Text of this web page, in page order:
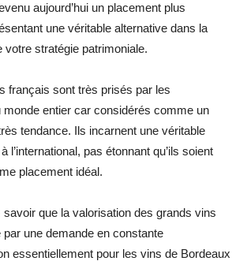
aujourd’hui un placement plus
une véritable alternative dans la
votre stratégie patrimoniale.
français sont très prisés par les
monde entier car considérés comme un
tendance. Ils incarnent une véritable
l’international, pas étonnant qu’ils soient
placement idéal.
savoir que la valorisation des grands vins
une demande en constante
essentiellement pour les vins de Bordeaux